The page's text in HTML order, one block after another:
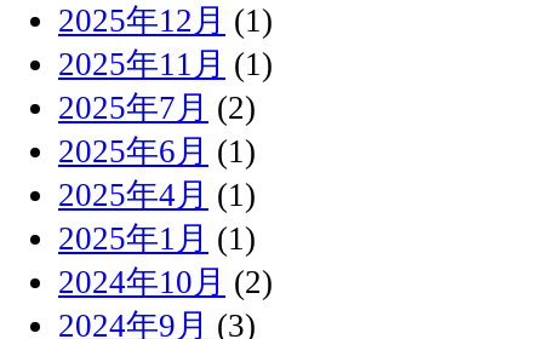
2025年12月 (1)
2025年11月 (1)
2025年7月 (2)
2025年6月 (1)
2025年4月 (1)
2025年1月 (1)
2024年10月 (2)
2024年9月 (3)